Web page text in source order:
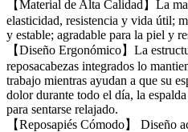
【Material de Alta Calidad】La
elasticidad, resistencia y vida útil;
y estable; agradable para la piel y
【Diseño Ergonómico】La
reposacabezas integrados lo
trabajo mientras ayudan a que su
dolor durante todo el día, la
para sentarse relajado.
【Reposapiés Cómodo】 Diseño